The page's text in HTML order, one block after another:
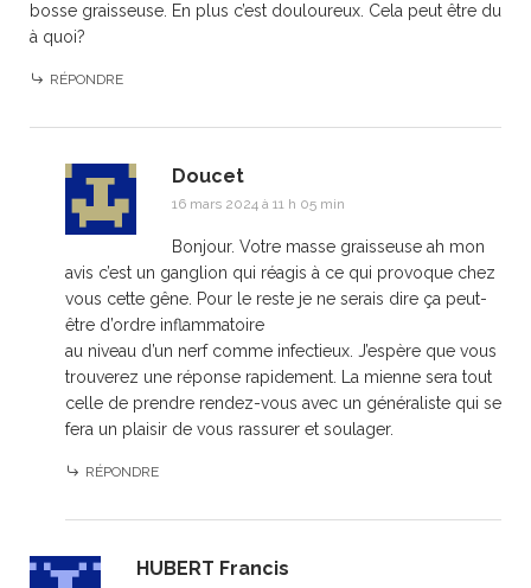
bosse graisseuse. En plus c’est douloureux. Cela peut être du
à quoi?
RÉPONDRE
Doucet
16 mars 2024 à 11 h 05 min
Bonjour. Votre masse graisseuse ah mon
avis c’est un ganglion qui réagis à ce qui provoque chez
vous cette gêne. Pour le reste je ne serais dire ça peut-
être d’ordre inflammatoire
au niveau d’un nerf comme infectieux. J’espère que vous
trouverez une réponse rapidement. La mienne sera tout
celle de prendre rendez-vous avec un généraliste qui se
fera un plaisir de vous rassurer et soulager.
RÉPONDRE
HUBERT Francis